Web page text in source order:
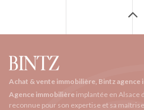
Achat & vente immobilière, Bintz agence
Agence immobilière implantée en Alsace
reconnue pour son expertise et sa